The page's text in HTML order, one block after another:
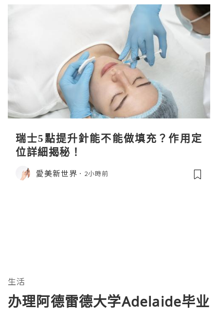
瑞士5點提升針能不能做填充？作用定
位詳細揭秘！
愛美新世界 2小時前
生活
办理阿德雷德大学Adelaide毕业